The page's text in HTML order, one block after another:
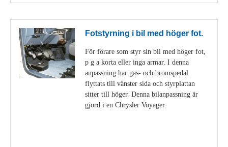
Fotstyrning i bil med höger fot.
För förare som styr sin bil med höger fot,
p g a korta eller inga armar. I denna
anpassning har gas- och bromspedal
flyttats till vänster sida och styrplattan
sitter till höger. Denna bilanpassning är
gjord i en Chrysler Voyager.